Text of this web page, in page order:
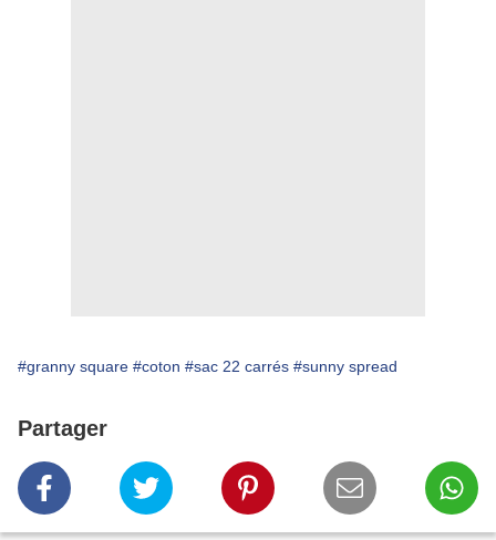
#granny square #coton #sac 22 carrés #sunny spread
Partager